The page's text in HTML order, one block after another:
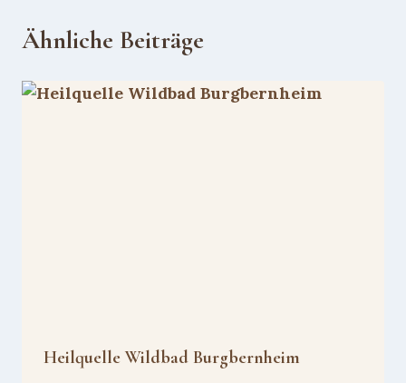
Ähnliche Beiträge
Heilquelle Wildbad Burgbernheim